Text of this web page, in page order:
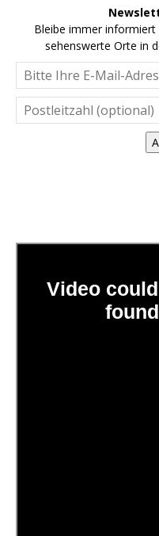
Bleibe immer informiert
sehenswerte Orte in